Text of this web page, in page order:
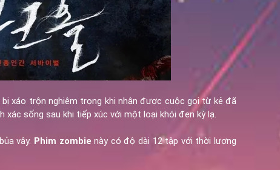
xáo trộn nghiêm trọng khi nhận được cuộc gọi từ kẻ đã
xác sống sau khi tiếp xúc với một loại khói đen kỳ lạ.
vây. Phim zombie này có độ dài 12 tập với thời lượng